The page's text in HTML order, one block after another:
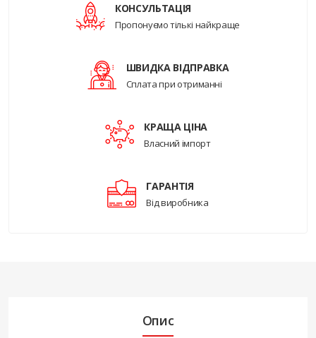
КОНСУЛЬТАЦІЯ
Пропонуємо тількі найкраще
ШВИДКА ВІДПРАВКА
Сплата при отриманні
КРАЩА ЦІНА
Власний імпорт
ГАРАНТІЯ
Від виробника
Опис